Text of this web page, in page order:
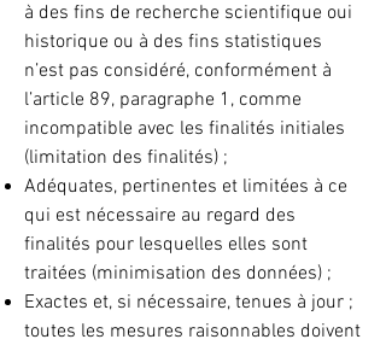
à des fins de recherche scientifique oui
historique ou à des fins statistiques
n’est pas considéré, conformément à
l’article 89, paragraphe 1, comme
incompatible avec les finalités initiales
(limitation des finalités) ;
Adéquates, pertinentes et limitées à ce
qui est nécessaire au regard des
finalités pour lesquelles elles sont
traitées (minimisation des données) ;
Exactes et, si nécessaire, tenues à jour ;
toutes les mesures raisonnables doivent